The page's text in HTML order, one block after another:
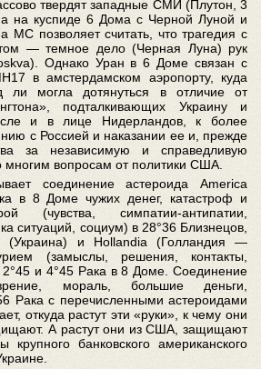
твердят западные СМИ (Плутон, 3
на куспиде 6 Дома с Черной Луной и
МС позволяет считать, что трагедия с
— темное дело (Черная Луна) рук
Однако Уран в 6 Доме связан с
в амстердамском аэропорту, куда
ли могла дотянуться в отличие от
подталкивающих Украину и
и в лице Нидерландов, к более
с Россией и наказании ее и, прежде
за независимую и справедливую
многим вопросам от политики США.
соединение астероида America
в 8 Доме чужих денег, катастроф и
симпатии-антипатии,
ситуаций, социум) в 28°36 Близнецов,
(Украина) и Hollandia (Голландия —
(замыслы, решения, контакты,
2°45 и 4°45 Рака в 8 Доме. Соединение
мораль, большие деньги,
Рака с перечисленными астероидами
откуда растут эти «руки», к чему они
А растут они из США, защищают
крупного банковского американского